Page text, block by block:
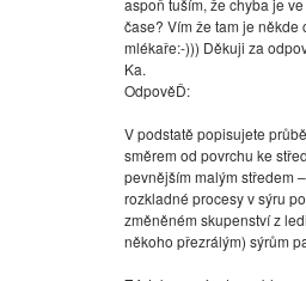
aspoň tuším, že chyba je
čase? Vím že tam je
mlékaře:-))) Děkuji za
Ka.
OdpověĎ:
V podstatě popisujete
směrem od povrchu ke
pevnějším malým středem
rozkladné procesy v sýru
změněném skupenství z
někoho přezrálým) sýrům